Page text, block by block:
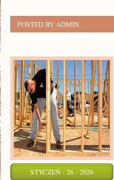
POSTED BY ADMIN
STYCZEŃ - 26 - 2026